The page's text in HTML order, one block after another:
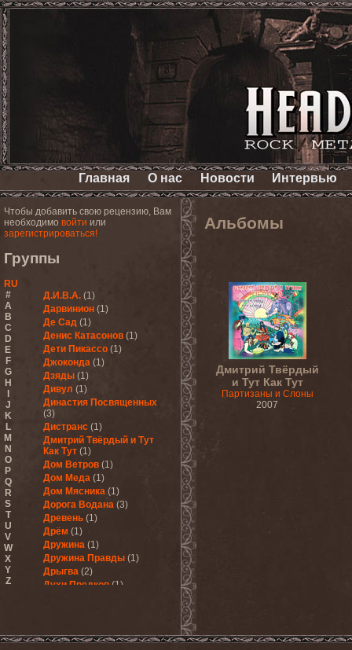
Главная О нас Новости Интервью
Чтобы добавить свою рецензию, Вам
необходимо войти или
зарегистрироваться!
Группы
RU
#
A
B
C
D
E
F
G
H
J
K
L
M
N
O
P
Q
R
S
T
U
V
W
X
Y
Z
Д.И.В.А. (1)
Дарвинион (1)
Де Сад (1)
Денис Катасонов (1)
Дети Пикассо (1)
Джоконда (1)
Дзяды (1)
Дивул (1)
Династия Посвященных
(3)
Дистранс (1)
Дмитрий Твёрдый и Тут
Как Тут (1)
Дом Ветров (1)
Дом Меда (1)
Дом Мясника (1)
Дорога Водана (3)
Древень (1)
Дрём (1)
Дружина (1)
Дружина Правды (1)
Дрыгва (2)
Духи Предков (1)
Альбомы
Дмитрий Твёрдый
и Тут Как Тут
Партизаны и Слоны
2007